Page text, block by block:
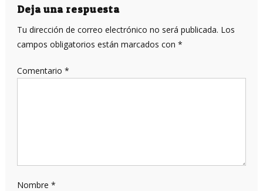
entradas
Deja una respuesta
Tu dirección de correo electrónico no será publicada. Los
campos obligatorios están marcados con *
Comentario *
Nombre *